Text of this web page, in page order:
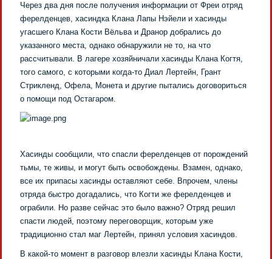
Через два дня после получения информации от Фреи отряд
ферелденцев, хасиндка Клана Лапы Нэйели и хасинды
угасшего Клана Кости Вёльва и Дранор добрались до
указанного места, однако обнаружили не то, на что
рассчитывали. В лагере хозяйничали хасинды Клана Когтя,
того самого, с которыми когда-то Диал Лертейн, Грант
Стрикленд, Офела, Монета и другие пытались договориться
о помощи под Остагаром.
Хасинды сообщили, что спасли ферелденцев от порождений
тьмы, те живы, и могут быть освобождены. Взамен, однако,
все их припасы хасинды оставляют себе. Впрочем, члены
отряда быстро догадались, что Когти же ферелденцев и
ограбили. Но разве сейчас это было важно? Отряд решил
спасти людей, поэтому переговорщик, которым уже
традиционно стал маг Лертейн, принял условия хасиндов.
В какой-то момент в разговор влезли хасинды Клана Кости,